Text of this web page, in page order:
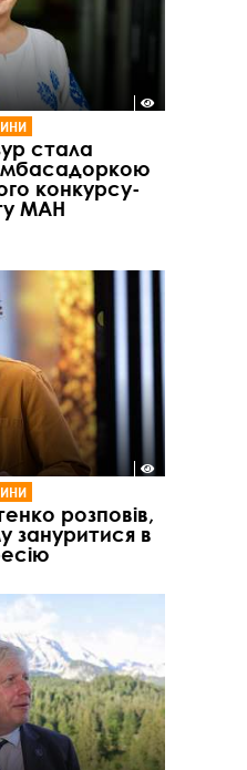
стала
конкурсу-
МАН
розповів,
зануритися в